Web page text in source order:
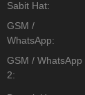
Sabit Hat:
GSM /
WhatsApp:
GSM / WhatsApp
2: